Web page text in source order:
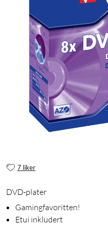
7 liker
DVD-plater
Gamingfavoritten!
Etui inkludert